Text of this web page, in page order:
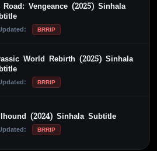
Road: Vengeance (2025) Sinhala
BRRIP
World Rebirth (2025) Sinhala
BRRIP
(2024) Sinhala Subtitle
BRRIP